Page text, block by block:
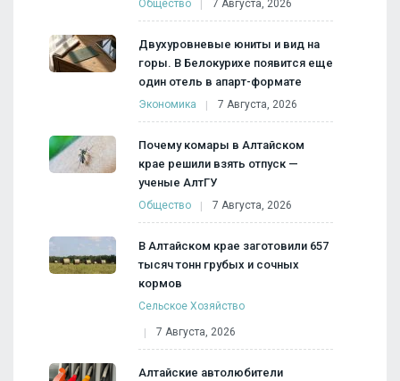
Общество 7 Августа, 2026
Двухуровневые юниты и вид на
горы. В Белокурихе появится еще
один отель в апарт-формате
Экономика 7 Августа, 2026
Почему комары в Алтайском
крае решили взять отпуск —
ученые АлтГУ
Общество 7 Августа, 2026
В Алтайском крае заготовили 657
тысяч тонн грубых и сочных
кормов
Сельское Хозяйство
7 Августа, 2026
Алтайские автолюбители